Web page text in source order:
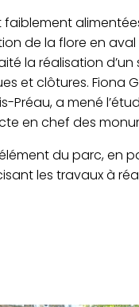
faiblement
de la flore en
la réalisation
et clôtures. Fiona
a mené
en chef des
du parc, en
les travaux à